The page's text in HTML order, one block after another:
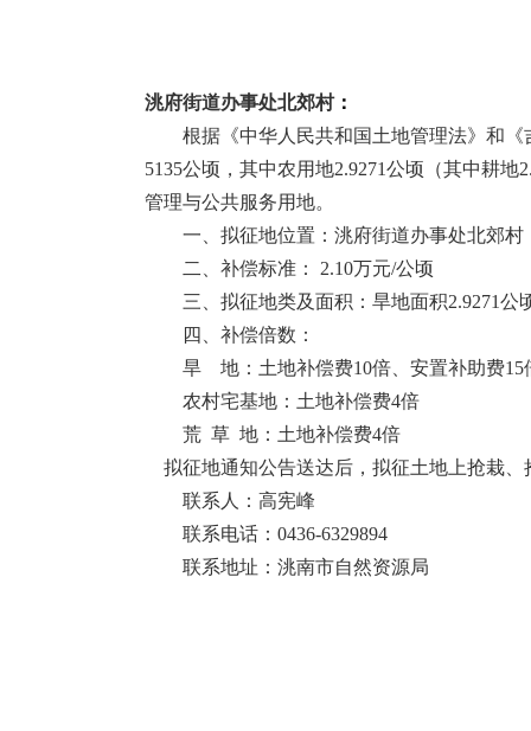
洮府街道办事处北郊村：
根据《中华人民共和国土地管理法》和
5135公顷，其中农用地2.9271公顷（其中耕地
管理与公共服务用地。
一、拟征地位置：洮府街道办事处北郊村
二、补偿标准：
2.10万元/公顷
三、拟征地类及面积：旱地面积2.9271公
四、补偿倍数：
旱
地：土地补偿费10倍、安置补助费15
农村宅基地：土地补偿费4倍
荒 草 地：土地补偿费4倍
拟征地通知公告送达后，拟征土地上抢栽
联系人：高宪峰
联系电话： 0436-6329894
联系地址：洮南市自然资源局